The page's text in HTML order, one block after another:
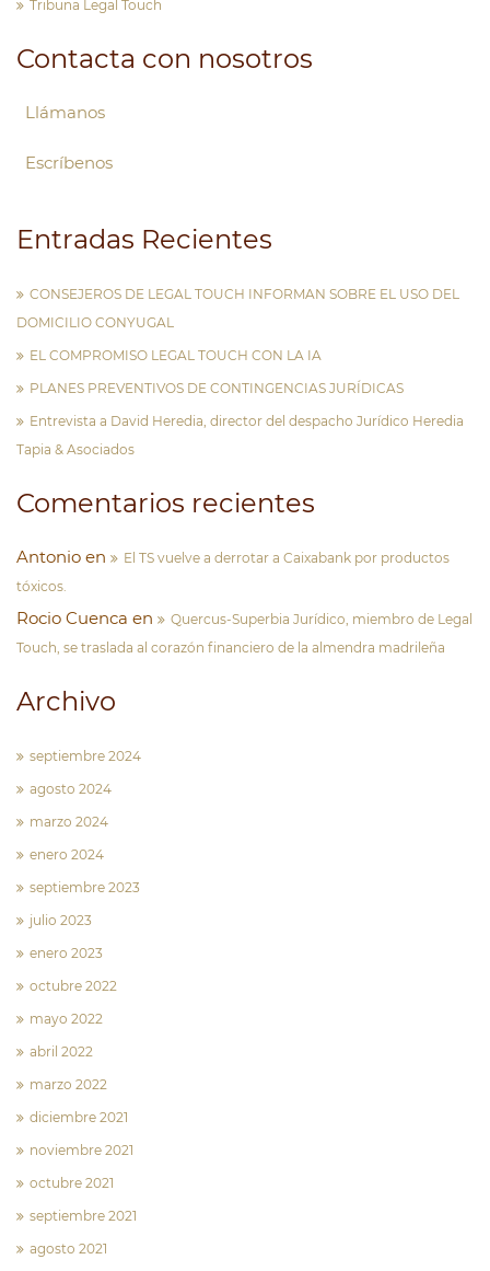
Tribuna Legal Touch
Contacta con nosotros
Llámanos
Escríbenos
Entradas Recientes
CONSEJEROS DE LEGAL TOUCH INFORMAN SOBRE EL USO DEL
DOMICILIO CONYUGAL
EL COMPROMISO LEGAL TOUCH CON LA IA
PLANES PREVENTIVOS DE CONTINGENCIAS JURÍDICAS
Entrevista a David Heredia, director del despacho Jurídico Heredia
Tapia & Asociados
Comentarios recientes
Antonio en
El TS vuelve a derrotar a Caixabank por productos
tóxicos.
Rocio Cuenca en
Quercus-Superbia Jurídico, miembro de Legal
Touch, se traslada al corazón financiero de la almendra madrileña
Archivo
septiembre 2024
agosto 2024
marzo 2024
enero 2024
septiembre 2023
julio 2023
enero 2023
octubre 2022
mayo 2022
abril 2022
marzo 2022
diciembre 2021
noviembre 2021
octubre 2021
septiembre 2021
agosto 2021